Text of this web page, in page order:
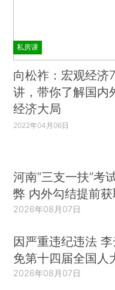
私房课
向松祚：宏观经济
讲，带你了解国内
经济大局
2022年04月06日
河南“三支一扶”考
弊 内外勾结提前
2026年08月07日
因严重违纪违法
免第十四届全国人
2026年08月07日